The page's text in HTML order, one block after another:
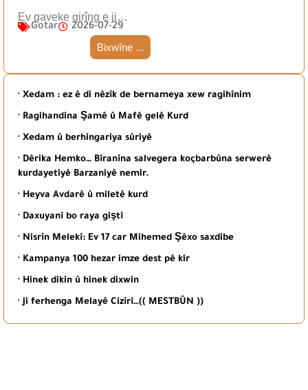
Ev gaveke girîng e ji…
Gotar 2026-07-29
Bixwîne ...
· Xedam : ez ê di nêzîk de bernameya xew ragihînim
· Ragihandina Şamê û Mafê gelê Kurd
· Xedam û berhingariya sûriyê
· Dêrika Hemko… Bîranîna salvegera koçbarbûna serwerê
kurdayetiyê Barzaniyê nemir.
· Heyva Avdarê û miletê kurd
· Daxuyanî bo raya giştî
· Nisrîn Melekî: Ev 17 car Mihemed Şêxo saxdibe
· Kampanya 100 hezar imze dest pê kir
· Hinek dikin û hinek dixwin
· Ji ferhenga Melayê Cizîrî…(( MESTBÛN ))